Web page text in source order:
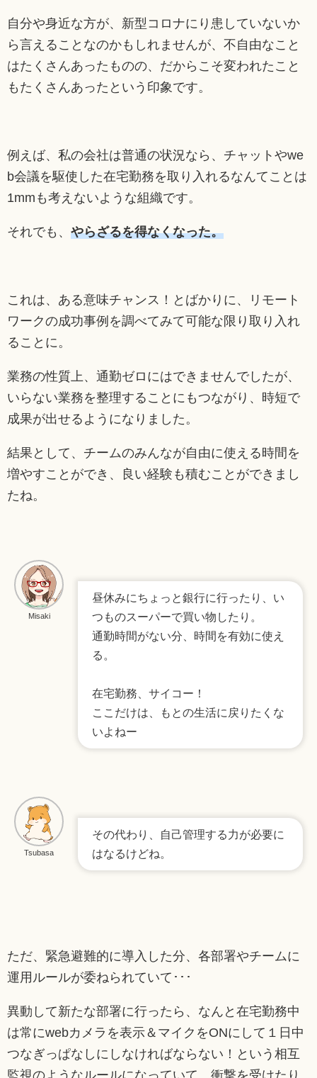
自分や身近な方が、新型コロナにり患していないか
ら言えることなのかもしれませんが、不自由なこと
はたくさんあったものの、だからこそ変われたこと
もたくさんあったという印象です。
例えば、私の会社は普通の状況なら、チャットやwe
b会議を駆使した在宅勤務を取り入れるなんてことは
1mmも考えないような組織です。
それでも、 やらざるを得なくなった。
これは、ある意味チャンス！とばかりに、リモート
ワークの成功事例を調べてみて可能な限り取り入れ
ることに。
業務の性質上、通勤ゼロにはできませんでしたが、
いらない業務を整理することにもつながり、時短で
成果が出せるようになりました。
結果として、チームのみんなが自由に使える時間を
増やすことができ、良い経験も積むことができまし
たね。
Misaki
昼休みにちょっと銀行に行ったり、い
つものスーパーで買い物したり。
通勤時間がない分、時間を有効に使え
る。
在宅勤務、サイコー！
ここだけは、もとの生活に戻りたくな
いよねー
Tsubasa
その代わり、自己管理する力が必要に
はなるけどね。
ただ、緊急避難的に導入した分、各部署やチームに
運用ルールが委ねられていて･･･
異動して新たな部署に行ったら、なんと在宅勤務中
は常にwebカメラを表示＆マイクをONにして１日中
つなぎっぱなしにしなければならない！という相互
監視のようなルールになっていて、衝撃を受けたり